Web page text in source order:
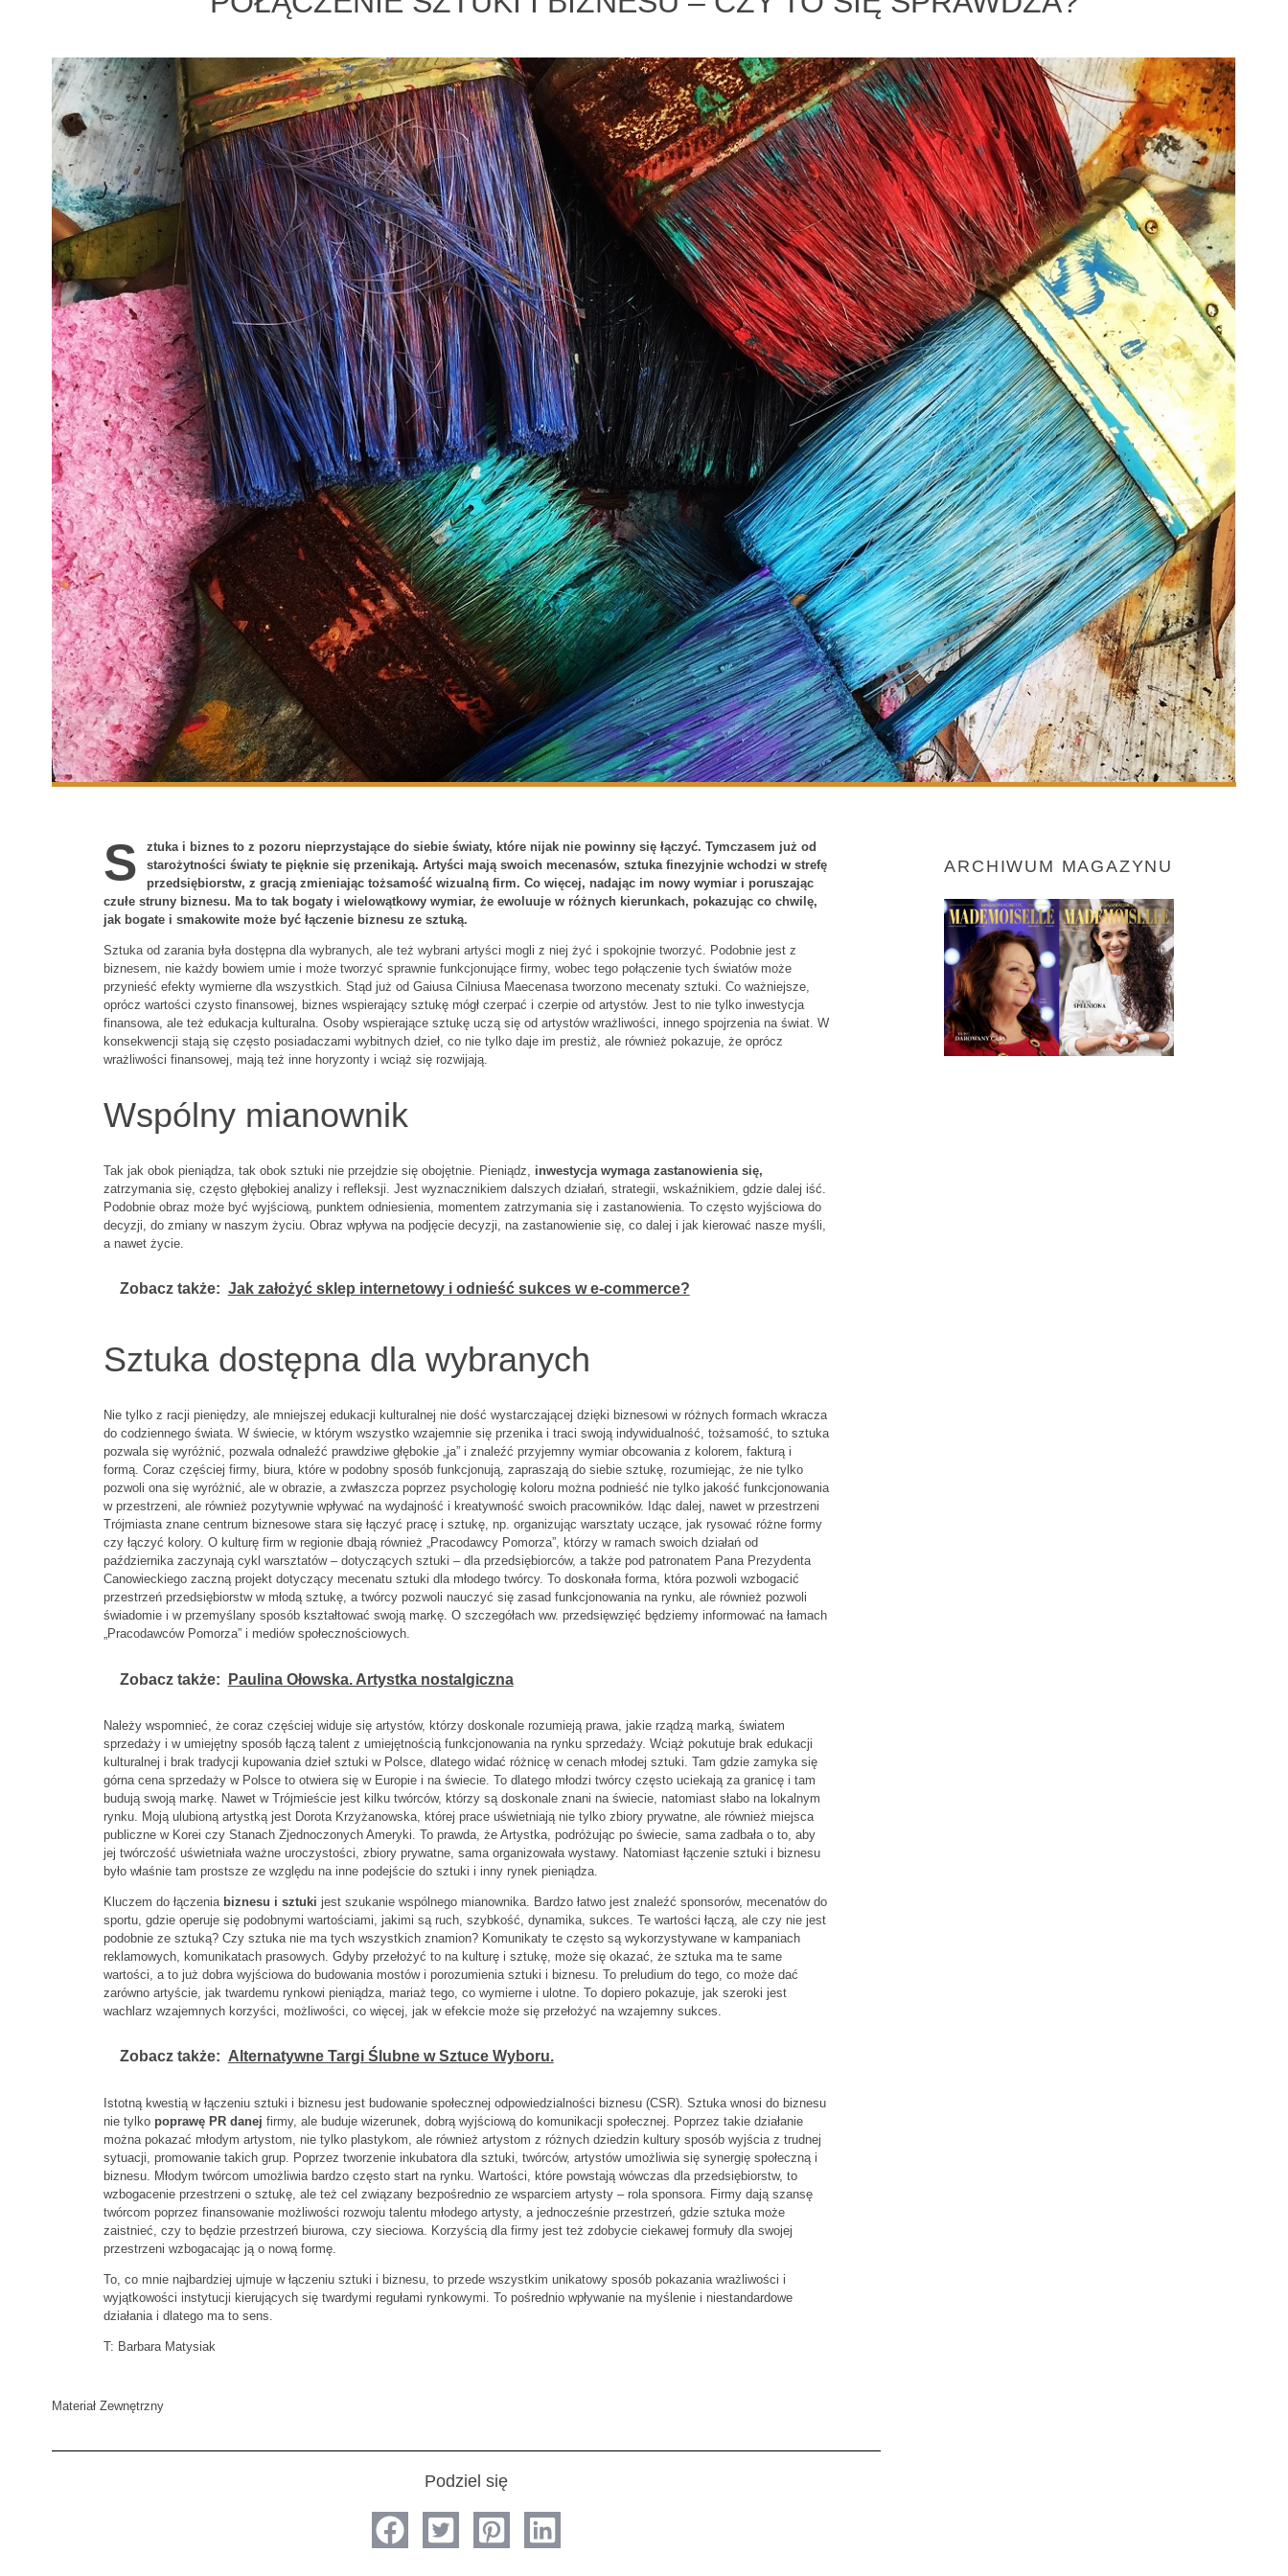
S
ztuka i biznes to z pozoru nieprzystające do siebie światy, które nijak nie powinny się łączyć. Tymczasem już od
starożytności światy te pięknie się przenikają. Artyści mają swoich mecenasów, sztuka finezyjnie wchodzi w strefę
przedsiębiorstw, z gracją zmieniając tożsamość wizualną firm. Co więcej, nadając im nowy wymiar i poruszając
czułe struny biznesu. Ma to tak bogaty i wielowątkowy wymiar, że ewoluuje w różnych kierunkach, pokazując co chwilę,
jak bogate i smakowite może być łączenie biznesu ze sztuką.
Sztuka od zarania była dostępna dla wybranych, ale też wybrani artyści mogli z niej żyć i spokojnie tworzyć. Podobnie jest z
biznesem, nie każdy bowiem umie i może tworzyć sprawnie funkcjonujące firmy, wobec tego połączenie tych światów może
przynieść efekty wymierne dla wszystkich. Stąd już od Gaiusa Cilniusa Maecenasa tworzono mecenaty sztuki. Co ważniejsze,
oprócz wartości czysto finansowej, biznes wspierający sztukę mógł czerpać i czerpie od artystów. Jest to nie tylko inwestycja
finansowa, ale też edukacja kulturalna. Osoby wspierające sztukę uczą się od artystów wrażliwości, innego spojrzenia na świat. W
konsekwencji stają się często posiadaczami wybitnych dzieł, co nie tylko daje im prestiż, ale również pokazuje, że oprócz
wrażliwości finansowej, mają też inne horyzonty i wciąż się rozwijają.
Wspólny mianownik
Tak jak obok pieniądza, tak obok sztuki nie przejdzie się obojętnie. Pieniądz, inwestycja wymaga zastanowienia się,
zatrzymania się, często głębokiej analizy i refleksji. Jest wyznacznikiem dalszych działań, strategii, wskaźnikiem, gdzie dalej iść.
Podobnie obraz może być wyjściową, punktem odniesienia, momentem zatrzymania się i zastanowienia. To często wyjściowa do
decyzji, do zmiany w naszym życiu. Obraz wpływa na podjęcie decyzji, na zastanowienie się, co dalej i jak kierować nasze myśli,
a nawet życie.
Zobacz także: Jak założyć sklep internetowy i odnieść sukces w e-commerce?
Sztuka dostępna dla wybranych
Nie tylko z racji pieniędzy, ale mniejszej edukacji kulturalnej nie dość wystarczającej dzięki biznesowi w różnych formach wkracza
do codziennego świata. W świecie, w którym wszystko wzajemnie się przenika i traci swoją indywidualność, tożsamość, to sztuka
pozwala się wyróżnić, pozwala odnaleźć prawdziwe głębokie „ja” i znaleźć przyjemny wymiar obcowania z kolorem, fakturą i
formą. Coraz częściej firmy, biura, które w podobny sposób funkcjonują, zapraszają do siebie sztukę, rozumiejąc, że nie tylko
pozwoli ona się wyróżnić, ale w obrazie, a zwłaszcza poprzez psychologię koloru można podnieść nie tylko jakość funkcjonowania
w przestrzeni, ale również pozytywnie wpływać na wydajność i kreatywność swoich pracowników. Idąc dalej, nawet w przestrzeni
Trójmiasta znane centrum biznesowe stara się łączyć pracę i sztukę, np. organizując warsztaty uczące, jak rysować różne formy
czy łączyć kolory. O kulturę firm w regionie dbają również „Pracodawcy Pomorza”, którzy w ramach swoich działań od
października zaczynają cykl warsztatów – dotyczących sztuki – dla przedsiębiorców, a także pod patronatem Pana Prezydenta
Canowieckiego zaczną projekt dotyczący mecenatu sztuki dla młodego twórcy. To doskonała forma, która pozwoli wzbogacić
przestrzeń przedsiębiorstw w młodą sztukę, a twórcy pozwoli nauczyć się zasad funkcjonowania na rynku, ale również pozwoli
świadomie i w przemyślany sposób kształtować swoją markę. O szczegółach ww. przedsięwzięć będziemy informować na łamach
„Pracodawców Pomorza” i mediów społecznościowych.
Zobacz także: Paulina Ołowska. Artystka nostalgiczna
Należy wspomnieć, że coraz częściej widuje się artystów, którzy doskonale rozumieją prawa, jakie rządzą marką, światem
sprzedaży i w umiejętny sposób łączą talent z umiejętnością funkcjonowania na rynku sprzedaży. Wciąż pokutuje brak edukacji
kulturalnej i brak tradycji kupowania dzieł sztuki w Polsce, dlatego widać różnicę w cenach młodej sztuki. Tam gdzie zamyka się
górna cena sprzedaży w Polsce to otwiera się w Europie i na świecie. To dlatego młodzi twórcy często uciekają za granicę i tam
budują swoją markę. Nawet w Trójmieście jest kilku twórców, którzy są doskonale znani na świecie, natomiast słabo na lokalnym
rynku. Moją ulubioną artystką jest Dorota Krzyżanowska, której prace uświetniają nie tylko zbiory prywatne, ale również miejsca
publiczne w Korei czy Stanach Zjednoczonych Ameryki. To prawda, że Artystka, podróżując po świecie, sama zadbała o to, aby
jej twórczość uświetniała ważne uroczystości, zbiory prywatne, sama organizowała wystawy. Natomiast łączenie sztuki i biznesu
było właśnie tam prostsze ze względu na inne podejście do sztuki i inny rynek pieniądza.
Kluczem do łączenia biznesu i sztuki jest szukanie wspólnego mianownika. Bardzo łatwo jest znaleźć sponsorów, mecenatów do
sportu, gdzie operuje się podobnymi wartościami, jakimi są ruch, szybkość, dynamika, sukces. Te wartości łączą, ale czy nie jest
podobnie ze sztuką? Czy sztuka nie ma tych wszystkich znamion? Komunikaty te często są wykorzystywane w kampaniach
reklamowych, komunikatach prasowych. Gdyby przełożyć to na kulturę i sztukę, może się okazać, że sztuka ma te same
wartości, a to już dobra wyjściowa do budowania mostów i porozumienia sztuki i biznesu. To preludium do tego, co może dać
zarówno artyście, jak twardemu rynkowi pieniądza, mariaż tego, co wymierne i ulotne. To dopiero pokazuje, jak szeroki jest
wachlarz wzajemnych korzyści, możliwości, co więcej, jak w efekcie może się przełożyć na wzajemny sukces.
Zobacz także: Alternatywne Targi Ślubne w Sztuce Wyboru.
Istotną kwestią w łączeniu sztuki i biznesu jest budowanie społecznej odpowiedzialności biznesu (CSR). Sztuka wnosi do biznesu
nie tylko poprawę PR danej firmy, ale buduje wizerunek, dobrą wyjściową do komunikacji społecznej. Poprzez takie działanie
można pokazać młodym artystom, nie tylko plastykom, ale również artystom z różnych dziedzin kultury sposób wyjścia z trudnej
sytuacji, promowanie takich grup. Poprzez tworzenie inkubatora dla sztuki, twórców, artystów umożliwia się synergię społeczną i
biznesu. Młodym twórcom umożliwia bardzo często start na rynku. Wartości, które powstają wówczas dla przedsiębiorstw, to
wzbogacenie przestrzeni o sztukę, ale też cel związany bezpośrednio ze wsparciem artysty – rola sponsora. Firmy dają szansę
twórcom poprzez finansowanie możliwości rozwoju talentu młodego artysty, a jednocześnie przestrzeń, gdzie sztuka może
zaistnieć, czy to będzie przestrzeń biurowa, czy sieciowa. Korzyścią dla firmy jest też zdobycie ciekawej formuły dla swojej
przestrzeni wzbogacając ją o nową formę.
To, co mnie najbardziej ujmuje w łączeniu sztuki i biznesu, to przede wszystkim unikatowy sposób pokazania wrażliwości i
wyjątkowości instytucji kierujących się twardymi regułami rynkowymi. To pośrednio wpływanie na myślenie i niestandardowe
działania i dlatego ma to sens.
T: Barbara Matysiak
Materiał Zewnętrzny
Podziel się
ARCHIWUM MAGAZYNU